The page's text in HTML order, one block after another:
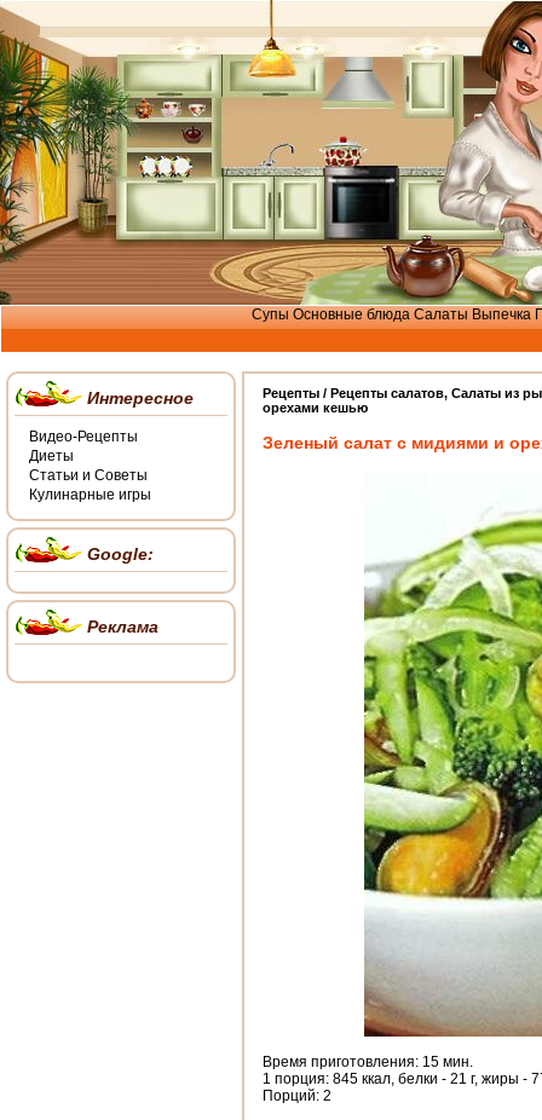
Супы Основные блюда Салаты Выпечка
Рецепты / Рецепты салатов, Салаты из
орехами кешью
Зеленый салат с мидиями и
Время приготовления: 15 мин.
1 порция: 845 ккал, белки - 21 г, жиры -
Порций: 2
Интересное
Видео-Рецепты
Диеты
Статьи и Советы
Кулинарные игры
Google:
Реклама